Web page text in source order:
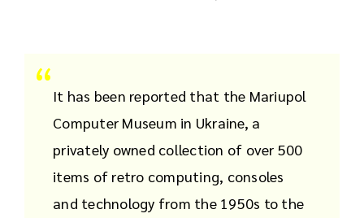
It has been reported that the Mariupol
Computer Museum in Ukraine, a
privately owned collection of over 500
items of retro computing, consoles
and technology from the 1950s to the